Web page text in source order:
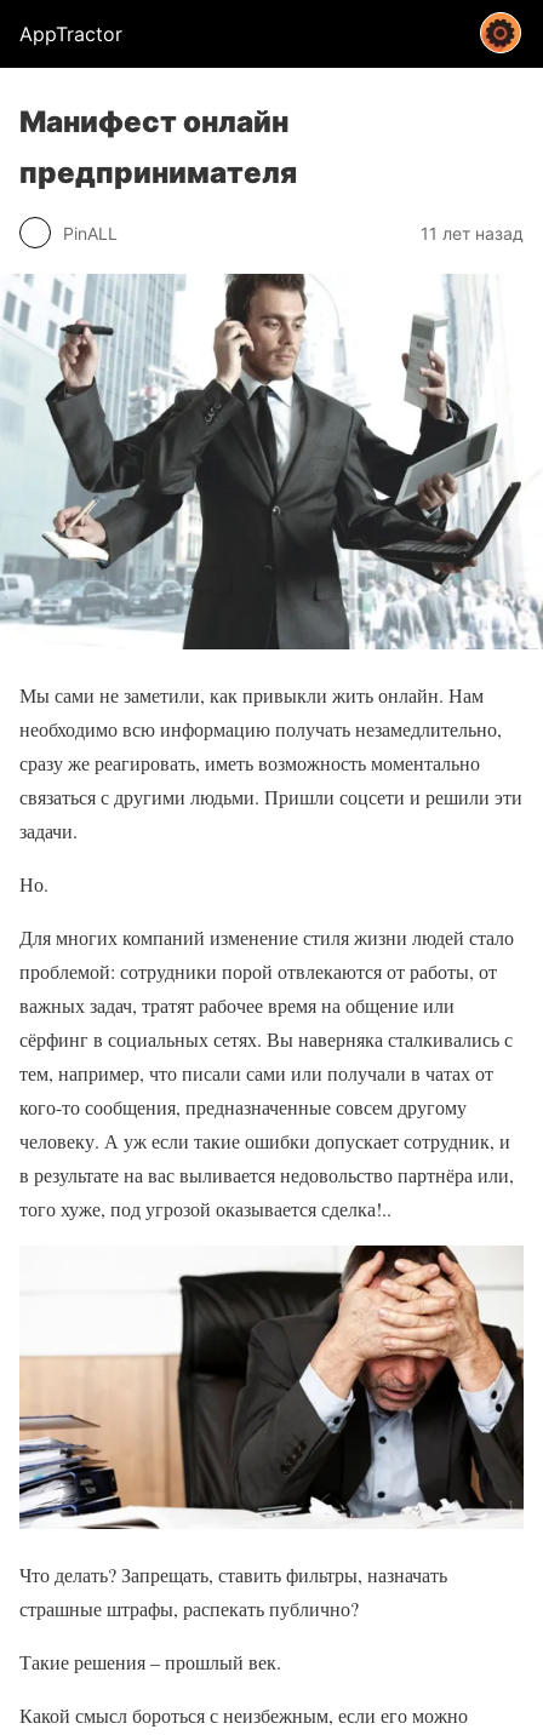
AppTractor
Манифест онлайн
предпринимателя
PinALL 11 лет назад
Мы сами не заметили, как привыкли жить онлайн. Нам
необходимо всю информацию получать незамедлительно,
сразу же реагировать, иметь возможность моментально
связаться с другими людьми. Пришли соцсети и решили эти
задачи.
Но.
Для многих компаний изменение стиля жизни людей стало
проблемой: сотрудники порой отвлекаются от работы, от
важных задач, тратят рабочее время на общение или
сёрфинг в социальных сетях. Вы наверняка сталкивались с
тем, например, что писали сами или получали в чатах от
кого-то сообщения, предназначенные совсем другому
человеку. А уж если такие ошибки допускает сотрудник, и
в результате на вас выливается недовольство партнёра или,
того хуже, под угрозой оказывается сделка!..
Что делать? Запрещать, ставить фильтры, назначать
страшные штрафы, распекать публично?
Такие решения – прошлый век.
Какой смысл бороться с неизбежным, если его можно